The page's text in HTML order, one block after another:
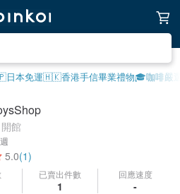
本免運🇭🇰香港手信畢業禮物🎓咖啡嚴
館
5.0(1)
已賣出件數
1
回應速度
-